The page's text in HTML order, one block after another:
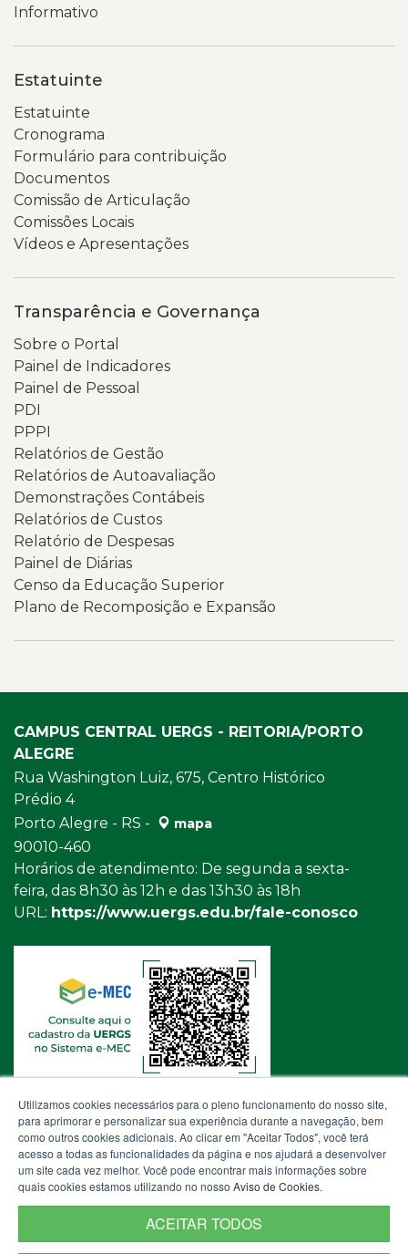
Informativo
Estatuinte
Estatuinte
Cronograma
Formulário para contribuição
Documentos
Comissão de Articulação
Comissões Locais
Vídeos e Apresentações
Transparência e Governança
Sobre o Portal
Painel de Indicadores
Painel de Pessoal
PDI
PPPI
Relatórios de Gestão
Relatórios de Autoavaliação
Demonstrações Contábeis
Relatórios de Custos
Relatório de Despesas
Painel de Diárias
Censo da Educação Superior
Plano de Recomposição e Expansão
CAMPUS CENTRAL UERGS - REITORIA/PORTO
ALEGRE
Rua Washington Luiz, 675, Centro Histórico
Prédio 4
Porto Alegre - RS -
mapa
90010-460
Horários de atendimento: De segunda a sexta-
feira, das 8h30 às 12h e das 13h30 às 18h
URL: https://www.uergs.edu.br/fale-conosco
Utilizamos cookies necessários para o pleno funcionamento do nosso site,
para aprimorar e personalizar sua experiência durante a navegação, bem
como outros cookies adicionais. Ao clicar em "Aceitar Todos", você terá
acesso a todas as funcionalidades da página e nos ajudará a desenvolver
um site cada vez melhor. Você pode encontrar mais informações sobre
quais cookies estamos utilizando no nosso Aviso de Cookies.
ACEITAR TODOS